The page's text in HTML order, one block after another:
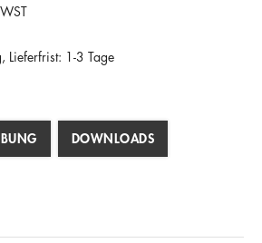
Lieferfrist: 1-3 Tage
DOWNLOADS